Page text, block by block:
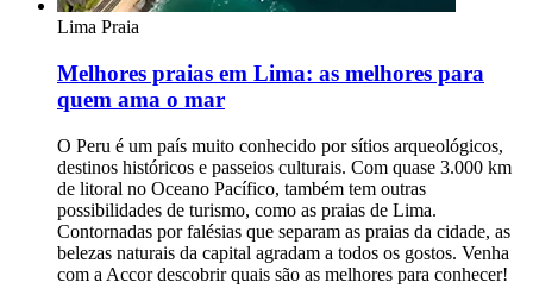
Lima Praia
Melhores praias em Lima: as melhores para
quem ama o mar
O Peru é um país muito conhecido por sítios arqueológicos,
destinos históricos e passeios culturais. Com quase 3.000 km
de litoral no Oceano Pacífico, também tem outras
possibilidades de turismo, como as praias de Lima.
Contornadas por falésias que separam as praias da cidade, as
belezas naturais da capital agradam a todos os gostos. Venha
com a Accor descobrir quais são as melhores para conhecer!